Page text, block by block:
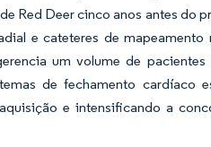
Red Deer cinco anos antes do
e cateteres de
um volume de
de fechamento cardíaco
e intensificando a